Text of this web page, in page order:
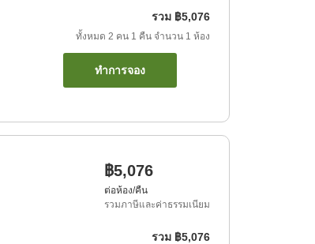
รวม ฿5,076
ทั้งหมด 2 คน 1 คืน จำนวน 1 ห้อง
ทำการจอง
฿5,076
ต่อห้อง/คืน
รวมภาษีและค่าธรรมเนียม
รวม ฿5,076